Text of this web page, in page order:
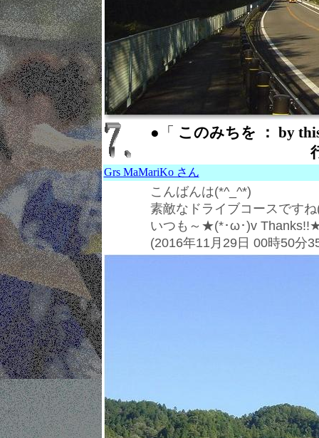
●「 このみちを ： by
Grs MaMariKo さん
こんばんは(*^_^*)
素敵なドライブコースです
いつも～★(*･ω･)v
(2016年11月29日 00時50分